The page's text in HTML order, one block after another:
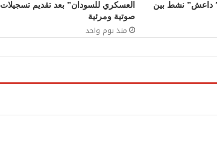
” داعش” نشط بين
العسكري للسودان” بعد تقديم تسجيلات
صوتية ومرئية
منذ يوم واحد